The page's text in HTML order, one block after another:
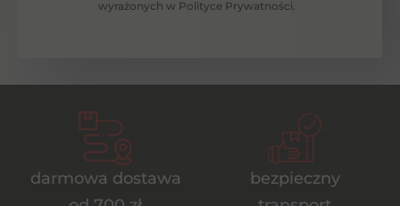
wyrażonych w Polityce Prywatności.
darmowa dostawa
bezpieczny